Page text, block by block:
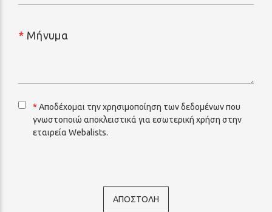
* Μήνυμα
* Αποδέχομαι την χρησιμοποίηση των δεδομένων που
γνωστοποιώ αποκλειστικά για εσωτερική χρήση στην
εταιρεία Webalists.
ΑΠΟΣΤΟΛΗ